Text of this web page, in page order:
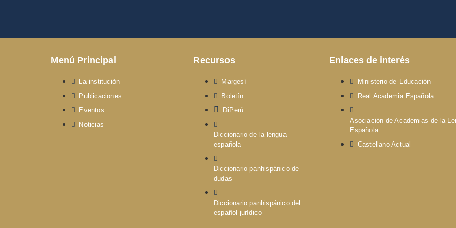
Menú Principal
La institución
Publicaciones
Eventos
Noticias
Recursos
Margesí
Boletín
DiPerú
Diccionario de la lengua
española
Diccionario panhispánico de
dudas
Diccionario panhispánico del
español jurídico
Enlaces de interés
Ministerio de Educación
Real Academia Española
Asociación de Academias de la
Española
Castellano Actual